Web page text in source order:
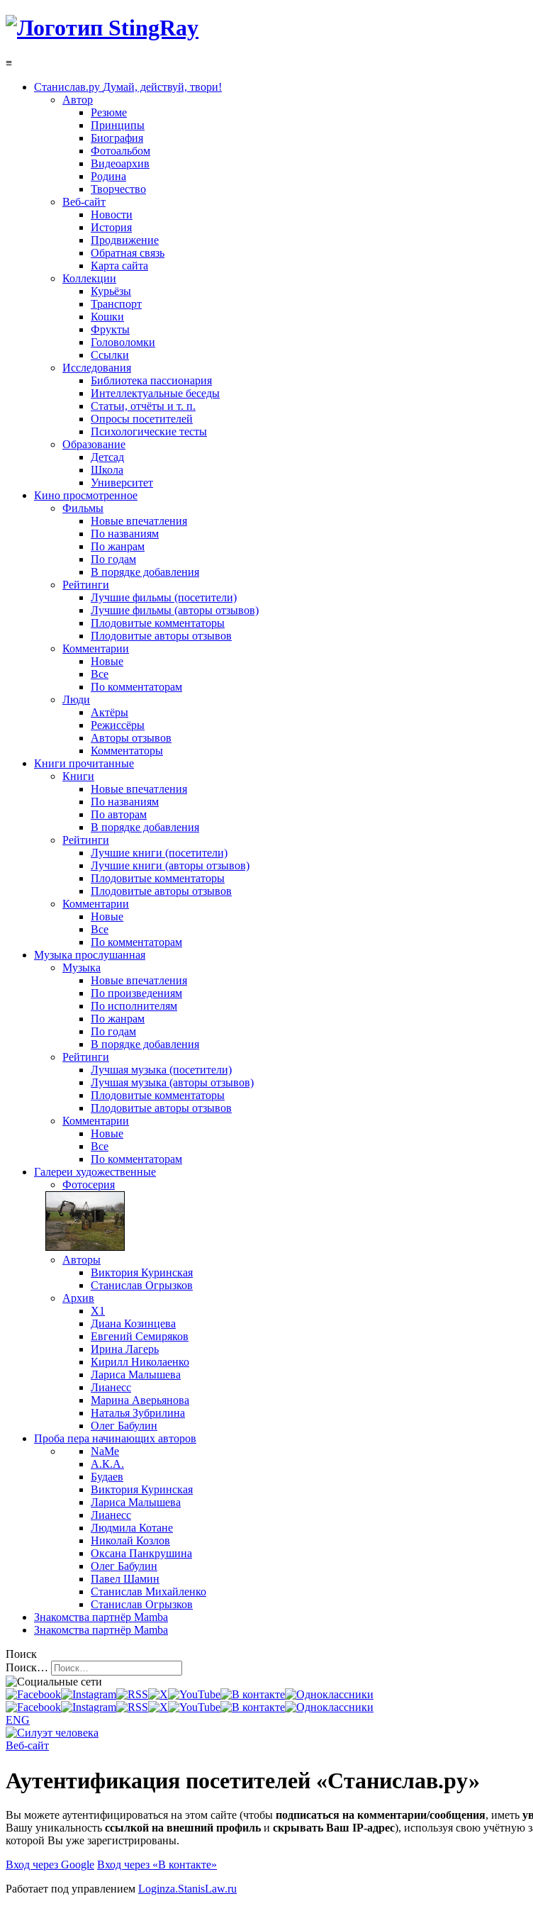
≡
Станислав.ру Думай, действуй, твори!
Автор
Резюме
Принципы
Биография
Фотоальбом
Видеоархив
Родина
Творчество
Веб-сайт
Новости
История
Продвижение
Обратная связь
Карта сайта
Коллекции
Курьёзы
Транспорт
Кошки
Фрукты
Головоломки
Ссылки
Исследования
Библиотека пассионария
Интеллектуальные беседы
Статьи, отчёты и т. п.
Опросы посетителей
Психологические тесты
Образование
Детсад
Школа
Университет
Кино просмотренное
Фильмы
Новые впечатления
По названиям
По жанрам
По годам
В порядке добавления
Рейтинги
Лучшие фильмы (посетители)
Лучшие фильмы (авторы отзывов)
Плодовитые комментаторы
Плодовитые авторы отзывов
Комментарии
Новые
Все
По комментаторам
Люди
Актёры
Режиссёры
Авторы отзывов
Комментаторы
Книги прочитанные
Книги
Новые впечатления
По названиям
По авторам
В порядке добавления
Рейтинги
Лучшие книги (посетители)
Лучшие книги (авторы отзывов)
Плодовитые комментаторы
Плодовитые авторы отзывов
Комментарии
Новые
Все
По комментаторам
Музыка прослушанная
Музыка
Новые впечатления
По произведениям
По исполнителям
По жанрам
По годам
В порядке добавления
Рейтинги
Лучшая музыка (посетители)
Лучшая музыка (авторы отзывов)
Плодовитые комментаторы
Плодовитые авторы отзывов
Комментарии
Новые
Все
По комментаторам
Галереи художественные
Фотосерия
Авторы
Виктория Куринская
Станислав Огрызков
Архив
X1
Диана Козинцева
Евгений Семиряков
Ирина Лагерь
Кирилл Николаенко
Лариса Малышева
Лианесс
Марина Аверьянова
Наталья Зубрилина
Олег Бабулин
Проба пера начинающих авторов
NaMe
А.К.А.
Будаев
Виктория Куринская
Лариса Малышева
Лианесс
Людмила Котане
Николай Козлов
Оксана Панкрушина
Олег Бабулин
Павел Шамин
Станислав Михайленко
Станислав Огрызков
Знакомства партнёр Mamba
Знакомства партнёр Mamba
Поиск
Поиск…
ENG
Веб-сайт
Аутентификация посетителей «Станислав.ру»
Вы можете аутентифицироваться на этом сайте (чтобы подписаться на комментарии/сообщения, иметь
Вашу уникальность ссылкой на внешний профиль и скрывать Ваш IP-адрес), используя свою учётную
которой Вы уже зарегистрированы.
Вход через Google Вход через «В контакте»
Работает под управлением Loginza.StanisLaw.ru